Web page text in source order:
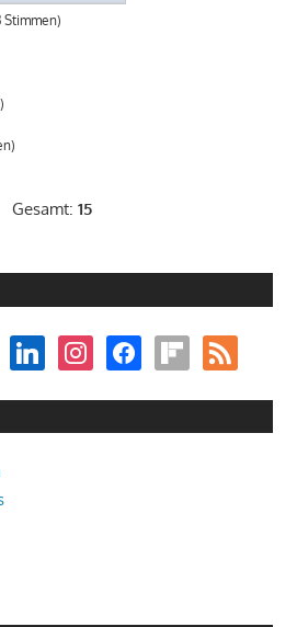
Stimmen)
Gesamt: 15
linkedininstagramfacebookflipboard
rss